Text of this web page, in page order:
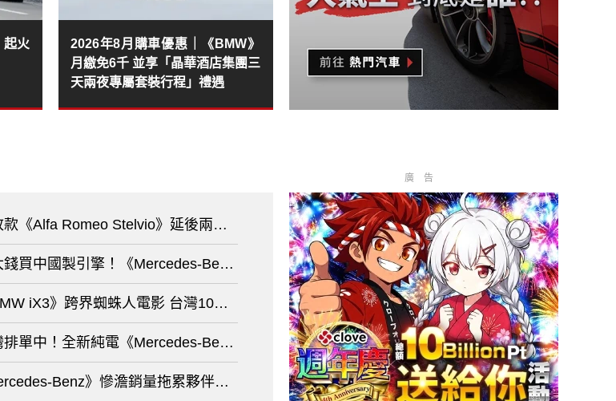
起火
2026年8月購車優惠｜《BMW》
月繳免6千 並享「晶華酒店集團三
天兩夜專屬套裝行程」禮遇
池起火 消防隊無法馬上控制火勢?
相 為台灣車主打造獨一無二 Fuoriserie 傑作?
畫?
款《Alfa Romeo Stelvio》延後兩年 全新Giulia不再是轎車 ?
錢買中國製引擎！《Mercedes-Benz》德國光環消失中?
iX3》跨界蜘蛛人電影 台灣10月上市?
排單中！全新純電《Mercedes-Benz GLA》車身更低趴 首見越野模式 不見芒星天窗與橫貫尾燈?
Benz》慘澹銷量拖累夥伴《北京汽車》預估上半年轉虧16.5億人民幣?
廣告